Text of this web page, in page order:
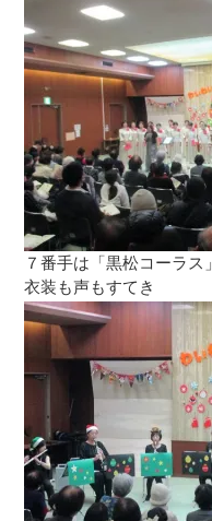
７番手は「黒松コーラス
衣装も声もすてき